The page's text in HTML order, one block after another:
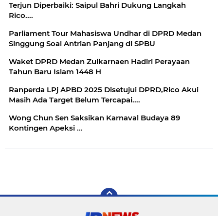
Terjun Diperbaiki: Saipul Bahri Dukung Langkah
Rico....
Parliament Tour Mahasiswa Undhar di DPRD Medan
Singgung Soal Antrian Panjang di SPBU
Waket DPRD Medan Zulkarnaen Hadiri Perayaan
Tahun Baru Islam 1448 H
Ranperda LPj APBD 2025 Disetujui DPRD,Rico Akui
Masih Ada Target Belum Tercapai....
Wong Chun Sen Saksikan Karnaval Budaya 89
Kontingen Apeksi ...